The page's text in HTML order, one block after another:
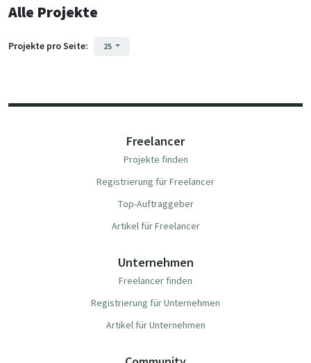
Alle Projekte
Projekte pro Seite: 25
Freelancer
Projekte finden
Registrierung für Freelancer
Top-Auftraggeber
Artikel für Freelancer
Unternehmen
Freelancer finden
Registrierung für Unternehmen
Artikel für Unternehmen